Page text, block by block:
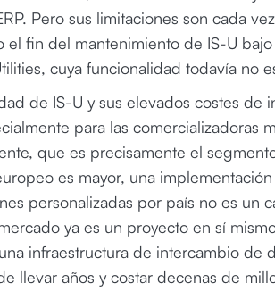
Pero sus limitaciones son cada
fin del mantenimiento de IS-U bajo
cuya funcionalidad todavía no
de IS-U y sus elevados costes de
para las comercializadoras
que es precisamente el
es mayor, una
personalizadas por país no es un
ya es un proyecto en sí
infraestructura de intercambio de
llevar años y costar decenas de